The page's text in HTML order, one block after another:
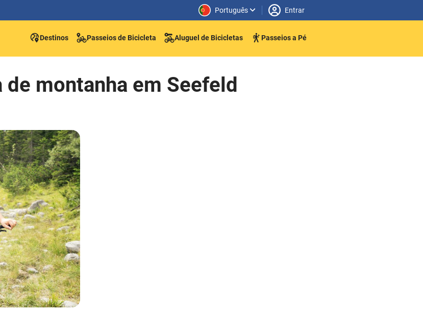
Português Entrar
Destinos Passeios de Bicicleta Aluguel de Bicicletas Passeios a Pé
montanha em Seefeld